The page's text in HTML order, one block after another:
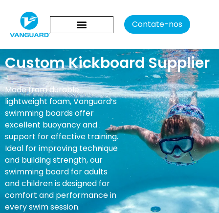
Contate-nos
Custom Kickboard Supplier
Made from durable,
lightweight foam, Vanguard’s
swimming boards offer
excellent buoyancy and
support for effective training.
Ideal for improving technique
and building strength, our
swimming board for adults
and children is designed for
comfort and performance in
every swim session.